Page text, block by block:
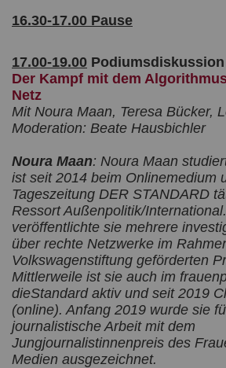
16.30-17.00 Pause
17.00-19.00 Podiumsdiskussion
Der Kampf mit dem
Netz
Mit Noura Maan, Teresa Bücker,
Moderation: Beate Hausbichler
Noura Maan: Noura Maan
ist seit 2014 beim Onlinemedium
Tageszeitung DER STANDARD
Ressort Außenpolitik/
veröffentlichte sie mehrere
über rechte Netzwerke im
Volkswagenstiftung geförderten
Mittlerweile ist sie auch im
dieStandard aktiv und seit 2019
(online). Anfang 2019 wurde sie
journalistische Arbeit mit dem
Jungjournalistinnenpreis des
Medien ausgezeichnet.